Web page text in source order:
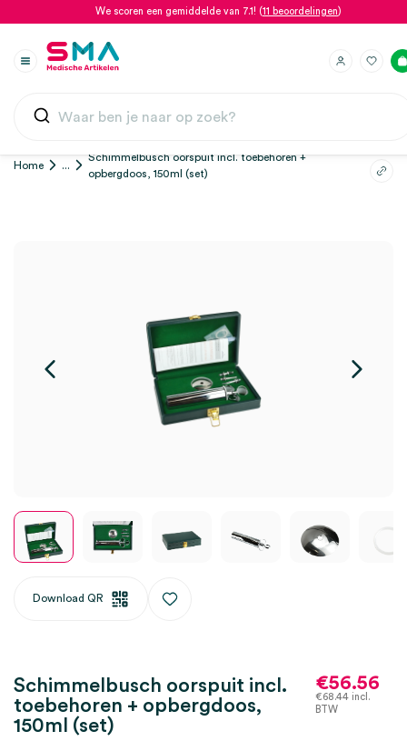
We scoren een gemiddelde van 7.1! (11 beoordelingen)
Home ...
Schimmelbusch oorspuit incl. toebehoren +
opbergdoos, 150ml (set)
Download QR
Schimmelbusch oorspuit incl.
toebehoren + opbergdoos,
150ml (set)
€56.56
€68.44 incl.
BTW